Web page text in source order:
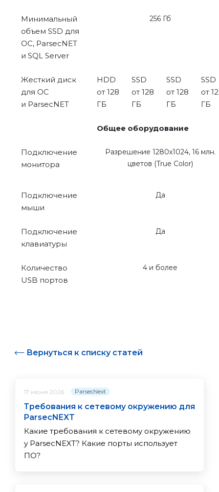
Минимальный
объем SSD для
ОС, ParsecNET
и SQL Server
256 Гб
Жесткий диск
для ОС
и ParsecNET
HDD
от 128
ГБ
SSD
от 128
ГБ
SSD
от 128
ГБ
SSD
от
ГБ
Общее оборудование
Подключение
монитора
Разрешение 1280х1024, 16 млн.
цветов (True Color)
Подключение
мыши
Да
Подключение
клавиатуры
Да
Количество
USB портов
4 и более
Вернуться к списку статей
17 июня 2026 ParsecNext
Требования к сетевому окружению для
ParsecNEXT
Какие требования к сетевому окружению
у ParsecNEXT? Какие порты использует
ПО?